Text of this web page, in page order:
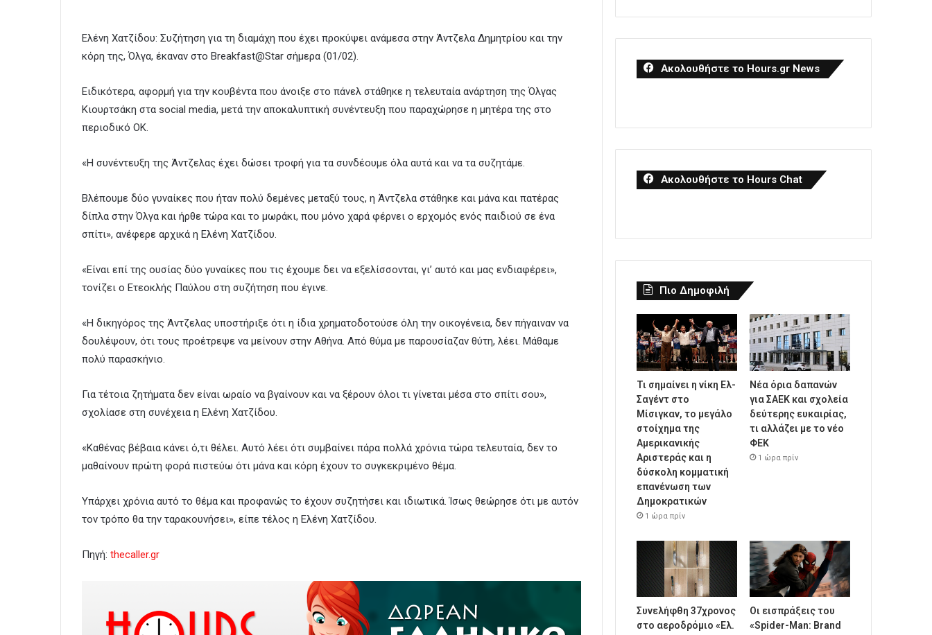
Ελένη Χατζίδου: Συζήτηση για τη διαμάχη που έχει προκύψει ανάμεσα στην Άντζελα Δημητρίου και την
κόρη της, Όλγα, έκαναν στο Breakfast@Star σήμερα (01/02).
Ειδικότερα, αφορμή για την κουβέντα που άνοιξε στο πάνελ στάθηκε η τελευταία ανάρτηση της Όλγας
Κιουρτσάκη στα social media, μετά την αποκαλυπτική συνέντευξη που παραχώρησε η μητέρα της στο
περιοδικό ΟΚ.
«Η συνέντευξη της Άντζελας έχει δώσει τροφή για τα συνδέουμε όλα αυτά και να τα συζητάμε.
Βλέπουμε δύο γυναίκες που ήταν πολύ δεμένες μεταξύ τους, η Άντζελα στάθηκε και μάνα και πατέρας
δίπλα στην Όλγα και ήρθε τώρα και το μωράκι, που μόνο χαρά φέρνει ο ερχομός ενός παιδιού σε ένα
σπίτι», ανέφερε αρχικά η Ελένη Χατζίδου.
«Είναι επί της ουσίας δύο γυναίκες που τις έχουμε δει να εξελίσσονται, γι’ αυτό και μας ενδιαφέρει»,
τονίζει ο Ετεοκλής Παύλου στη συζήτηση που έγινε.
«Η δικηγόρος της Άντζελας υποστήριξε ότι η ίδια χρηματοδοτούσε όλη την οικογένεια, δεν πήγαιναν να
δουλέψουν, ότι τους προέτρεψε να μείνουν στην Αθήνα. Από θύμα με παρουσίαζαν θύτη, λέει. Μάθαμε
πολύ παρασκήνιο.
Για τέτοια ζητήματα δεν είναι ωραίο να βγαίνουν και να ξέρουν όλοι τι γίνεται μέσα στο σπίτι σου»,
σχολίασε στη συνέχεια η Ελένη Χατζίδου.
«Καθένας βέβαια κάνει ό,τι θέλει. Αυτό λέει ότι συμβαίνει πάρα πολλά χρόνια τώρα τελευταία, δεν το
μαθαίνουν πρώτη φορά πιστεύω ότι μάνα και κόρη έχουν το συγκεκριμένο θέμα.
Υπάρχει χρόνια αυτό το θέμα και προφανώς το έχουν συζητήσει και ιδιωτικά. Ίσως θεώρησε ότι με αυτόν
τον τρόπο θα την ταρακουνήσει», είπε τέλος η Ελένη Χατζίδου.
Πηγή: thecaller.gr
Ακολουθήστε το Hours.gr News
Ακολουθήστε το Hours Chat
Πιο Δημοφιλή
Τι σημαίνει η νίκη Ελ-
Σαγέντ στο
Μίσιγκαν, το μεγάλο
στοίχημα της
Aμερικανικής
Αριστεράς και η
δύσκολη κομματική
επανένωση των
Δημοκρατικών
1 ώρα πρίν
Νέα όρια δαπανών
για ΣΑΕΚ και σχολεία
δεύτερης ευκαιρίας,
τι αλλάζει με το νέο
ΦΕΚ
1 ώρα πρίν
Συνελήφθη 37χρονος
στο αεροδρόμιο «Ελ.
Οι εισπράξεις του
«Spider-Man: Brand